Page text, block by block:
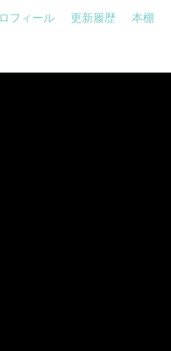
フィール 更新履歴 本棚